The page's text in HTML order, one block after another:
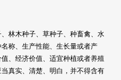
木种子、草种子、种畜禽、水
称、生产性能、生长量或者产
、经济价值、适宜种植或者养殖
真实、清楚、明白，并不得含有